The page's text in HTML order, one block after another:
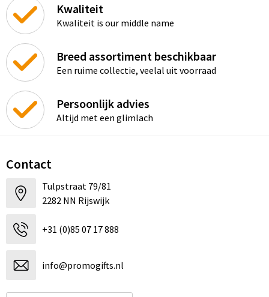
Kwaliteit
Kwaliteit is our middle name
Breed assortiment beschikbaar
Een ruime collectie, veelal uit voorraad
Persoonlijk advies
Altijd met een glimlach
Contact
Tulpstraat 79/81
2282 NN Rijswijk
+31 (0)85 07 17 888
info@promogifts.nl